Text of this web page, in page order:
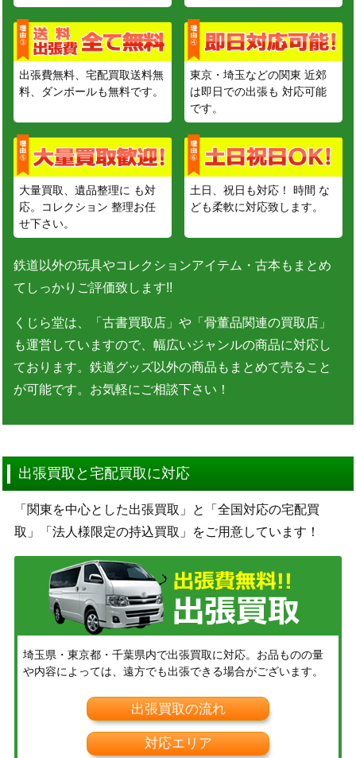
出張費無料、宅配買取送料無
料、ダンボールも無料です。
東京・埼玉などの関東 近郊
は即日での出張も 対応可能
です。
大量買取、遺品整理に も対
応。コレクション 整理お任
せ下さい。
土日、祝日も対応！ 時間 な
ども柔軟に対応致します。
鉄道以外の玩具やコレクションアイテム・古本もまとめ
てしっかりご評価致します!!
くじら堂は、「古書買取店」や「骨董品関連の買取店」
も運営していますので、幅広いジャンルの商品に対応し
ております。鉄道グッズ以外の商品もまとめて売ること
が可能です。お気軽にご相談下さい！
出張買取と宅配買取に対応
「関東を中心とした出張買取」と「全国対応の宅配買
取」「法人様限定の持込買取」をご用意しています！
埼玉県・東京都・千葉県内で出張買取に対応。お品ものの量
や内容によっては、遠方でも出張できる場合がございます。
出張買取の流れ
対応エリア